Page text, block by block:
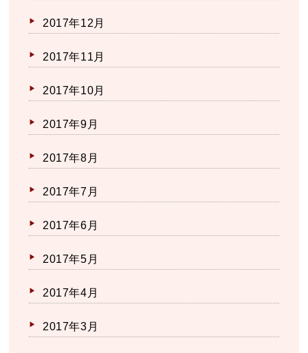
2017年12月
2017年11月
2017年10月
2017年9月
2017年8月
2017年7月
2017年6月
2017年5月
2017年4月
2017年3月